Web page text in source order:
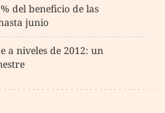
del beneficio de las
junio
a niveles de 2012: un